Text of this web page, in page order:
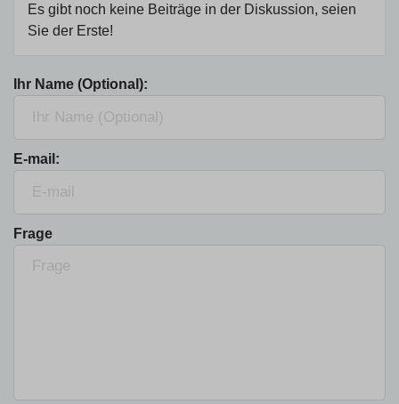
Es gibt noch keine Beiträge in der Diskussion, seien
Sie der Erste!
Ihr Name (Optional):
E-mail:
Frage